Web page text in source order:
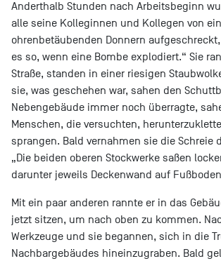
Anderthalb Stunden nach Arbeitsbeginn
alle seine Kolleginnen und Kollegen von
ohrenbetäubenden Donnern
es so, wenn eine Bombe explodiert.“ Sie
Straße, standen in einer riesigen
sie, was geschehen war, sahen den
Nebengebäude immer noch überragte,
Menschen, die versuchten,
sprangen. Bald vernahmen sie die Schreie
„Die beiden oberen Stockwerke saßen
darunter jeweils Deckenwand auf
Mit ein paar anderen rannte er in das
jetzt sitzen, um nach oben zu kommen.
Werkzeuge und sie begannen, sich in die
Nachbargebäudes hineinzugraben. Bald